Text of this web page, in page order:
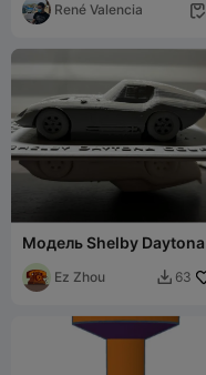
René Valencia 
Модель Shelby Daytona
Coupe
Ez Zhou  63